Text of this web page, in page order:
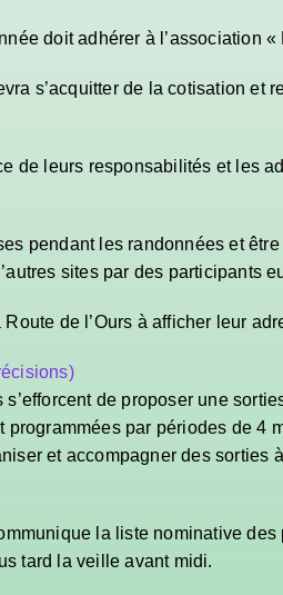
doit adhérer à l’association
s’acquitter de la cotisation et
de leurs responsabilités et les
pendant les randonnées et
sites par des participants
de l’Ours à afficher leur
de proposer une
programmées par périodes de 4
et accompagner des
la liste nominative
tard la veille avant midi.